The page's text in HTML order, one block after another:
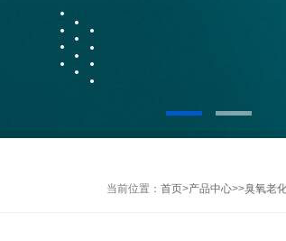
当前位置： 首页>产品中心>>臭氧老